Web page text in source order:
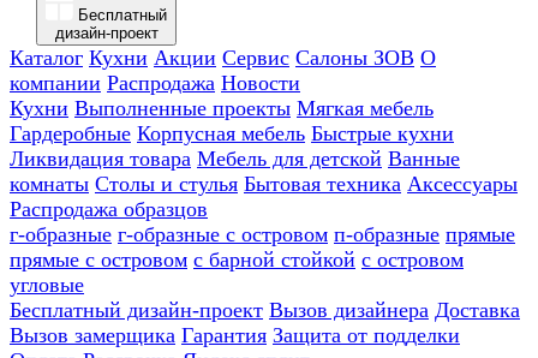
Бесплатный
дизайн-проект
Каталог Кухни Акции Сервис Салоны ЗОВ О
компании Распродажа Новости
Кухни Выполненные проекты Мягкая мебель
Гардеробные Корпусная мебель Быстрые кухни
Ликвидация товара Мебель для детской Ванные
комнаты Столы и стулья Бытовая техника Аксессуары
Распродажа образцов
г-образные г-образные с островом п-образные прямые
прямые с островом с барной стойкой с островом
угловые
Бесплатный дизайн-проект Вызов дизайнера Доставка
Вызов замерщика Гарантия Защита от подделки